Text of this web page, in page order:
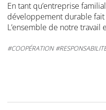
En tant qu’entreprise
développement durable
L’ensemble de notre travail
COOPÉRATION